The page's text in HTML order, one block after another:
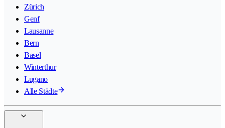
Zürich
Genf
Lausanne
Bern
Basel
Winterthur
Lugano
Alle Städte